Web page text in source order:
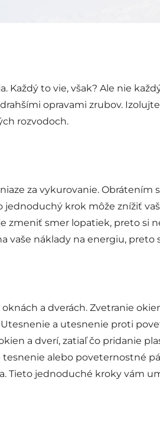
Každý to vie, však? Ale nie
opravami zrubov.
rozvodoch.
za vykurovanie.
krok môže znížiť
zmeniť smer lopatiek, preto si
vaše náklady na energiu, preto
a dverách. Zvetranie
a utesnenie proti
a dverí, zatiaľ čo pridanie
alebo poveternostné
Tieto jednoduché kroky vám